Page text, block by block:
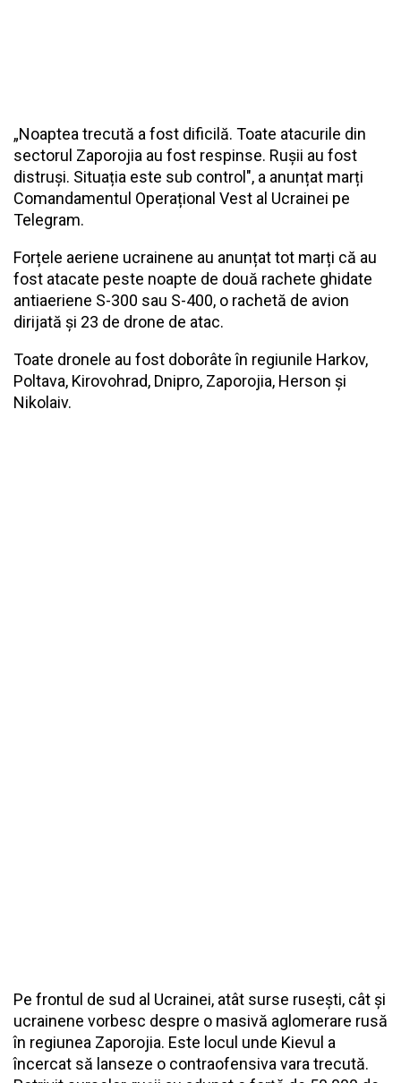
„Noaptea trecută a fost dificilă. Toate atacurile din
sectorul Zaporojia au fost respinse. Rușii au fost
distruși. Situația este sub control", a anunțat marți
Comandamentul Operațional Vest al Ucrainei pe
Telegram.
Forțele aeriene ucrainene au anunțat tot marți că au
fost atacate peste noapte de două rachete ghidate
antiaeriene S-300 sau S-400, o rachetă de avion
dirijată și 23 de drone de atac.
Toate dronele au fost doborâte în regiunile Harkov,
Poltava, Kirovohrad, Dnipro, Zaporojia, Herson și
Nikolaiv.
Pe frontul de sud al Ucrainei, atât surse rusești, cât și
ucrainene vorbesc despre o masivă aglomerare rusă
în regiunea Zaporojia. Este locul unde Kievul a
încercat să lanseze o contraofensiva vara trecută.